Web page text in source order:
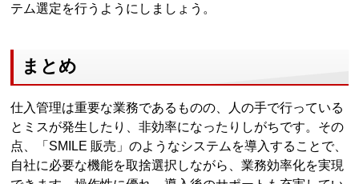
テム選定を行うようにしましょう。
まとめ
仕入管理は重要な業務であるものの、人の手で行っている
とミスが発生したり、非効率になったりしがちです。その
点、「SMILE 販売」のようなシステムを導入することで、
自社に必要な機能を取捨選択しながら、業務効率化を実現